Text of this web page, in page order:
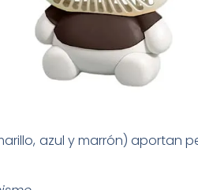
azul y marrón) aportan